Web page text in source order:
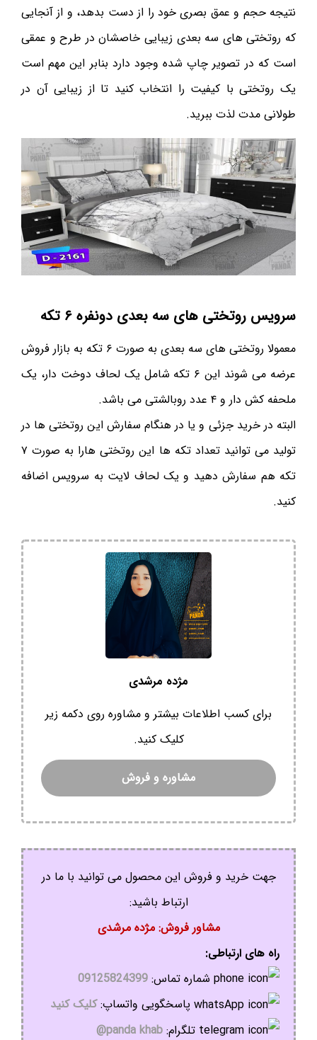
نتیجه حجم و عمق بصری خود را از دست بدهد، و از آنجایی
که روتختی های سه بعدی زیبایی خاصشان در طرح و عمقی
است که در تصویر چاپ شده وجود دارد بنابر این مهم است
یک روتختی با کیفیت را انتخاب کنید تا از زیبایی آن در
طولانی مدت لذت ببرید.
سرویس روتختی های سه بعدی دونفره ۶ تکه
معمولا روتختی های سه بعدی به صورت ۶ تکه به بازار فروش
عرضه می شوند این ۶ تکه شامل یک لحاف دوخت دار، یک
ملحفه کش دار و ۴ عدد روبالشتی می باشد.
البته در خرید جزئی و یا در هنگام سفارش این روتختی ها در
تولید می توانید تعداد تکه ها این روتختی هارا به صورت ۷
تکه هم سفارش دهید و یک لحاف لایت به سرویس اضافه
کنید.
مژده مرشدی
برای کسب اطلاعات بیشتر و مشاوره روی دکمه زیر
کلیک کنید.
مشاوره و فروش
جهت خرید و فروش این محصول می توانید با ما در
ارتباط باشید:
مشاور فروش: مژده مرشدی
راه های ارتباطی:
شماره تماس: 09125824399
پاسخگویی واتساپ:کلیک کنید
تلگرام: panda khab@